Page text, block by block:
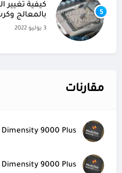
5
كيفية تغيير
بالمعالج
3 يوليو 2022
مقارنات
Dimensity 9000 Plus